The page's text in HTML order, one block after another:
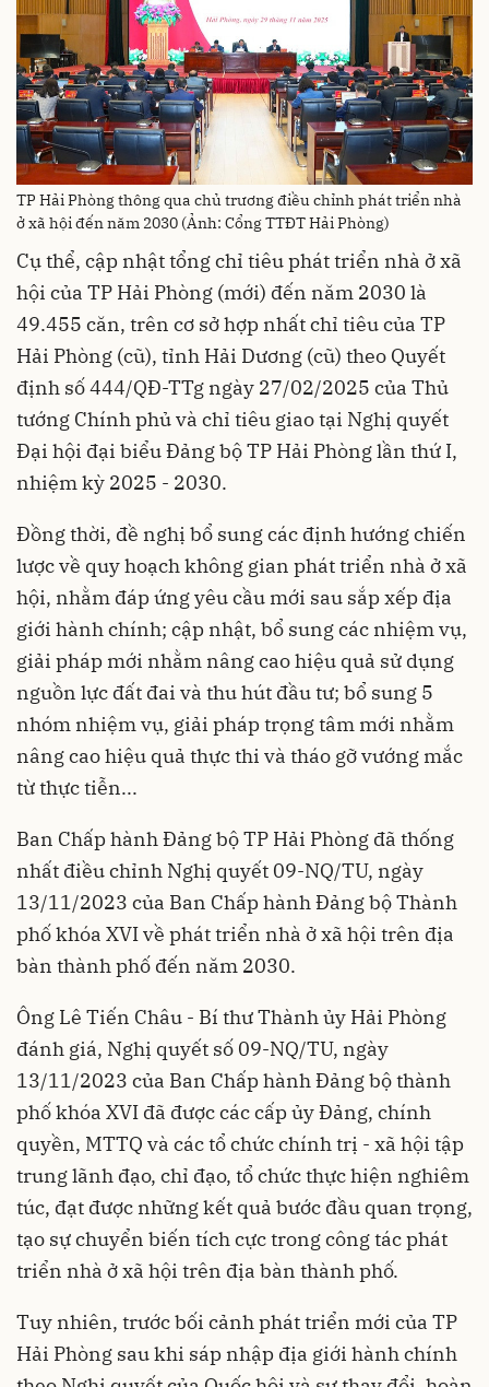
TP Hải Phòng thông qua chủ trương điều chỉnh phát triển nhà
ở xã hội đến năm 2030 (Ảnh: Cổng TTĐT Hải Phòng)
Cụ thể, cập nhật tổng chỉ tiêu phát triển nhà ở xã
hội của TP Hải Phòng (mới) đến năm 2030 là
49.455 căn, trên cơ sở hợp nhất chỉ tiêu của TP
Hải Phòng (cũ), tỉnh Hải Dương (cũ) theo Quyết
định số 444/QĐ-TTg ngày 27/02/2025 của Thủ
tướng Chính phủ và chỉ tiêu giao tại Nghị quyết
Đại hội đại biểu Đảng bộ TP Hải Phòng lần thứ I,
nhiệm kỳ 2025 - 2030.
Đồng thời, đề nghị bổ sung các định hướng chiến
lược về quy hoạch không gian phát triển nhà ở xã
hội, nhằm đáp ứng yêu cầu mới sau sắp xếp địa
giới hành chính; cập nhật, bổ sung các nhiệm vụ,
giải pháp mới nhằm nâng cao hiệu quả sử dụng
nguồn lực đất đai và thu hút đầu tư; bổ sung 5
nhóm nhiệm vụ, giải pháp trọng tâm mới nhằm
nâng cao hiệu quả thực thi và tháo gỡ vướng mắc
từ thực tiễn...
Ban Chấp hành Đảng bộ TP Hải Phòng đã thống
nhất điều chỉnh Nghị quyết 09-NQ/TU, ngày
13/11/2023 của Ban Chấp hành Đảng bộ Thành
phố khóa XVI về phát triển nhà ở xã hội trên địa
bàn thành phố đến năm 2030.
Ông Lê Tiến Châu - Bí thư Thành ủy Hải Phòng
đánh giá, Nghị quyết số 09-NQ/TU, ngày
13/11/2023 của Ban Chấp hành Đảng bộ thành
phố khóa XVI đã được các cấp ủy Đảng, chính
quyền, MTTQ và các tổ chức chính trị - xã hội tập
trung lãnh đạo, chỉ đạo, tổ chức thực hiện nghiêm
túc, đạt được những kết quả bước đầu quan trọng,
tạo sự chuyển biến tích cực trong công tác phát
triển nhà ở xã hội trên địa bàn thành phố.
Tuy nhiên, trước bối cảnh phát triển mới của TP
Hải Phòng sau khi sáp nhập địa giới hành chính